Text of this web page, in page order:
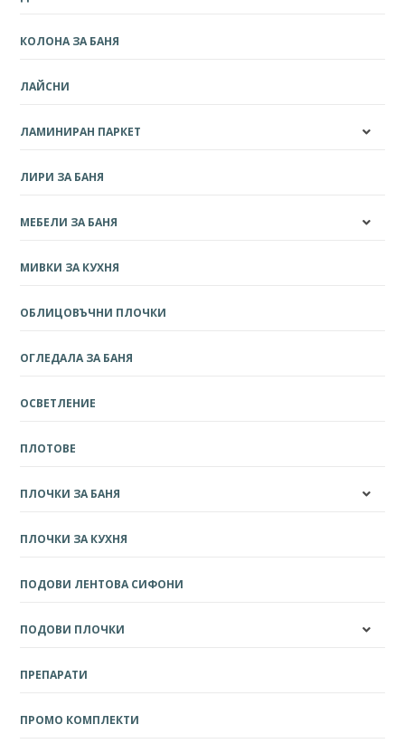
КОЛОНА ЗА БАНЯ
ЛАЙСНИ
ЛАМИНИРАН ПАРКЕТ
ЛИРИ ЗА БАНЯ
МЕБЕЛИ ЗА БАНЯ
МИВКИ ЗА КУХНЯ
ОБЛИЦОВЪЧНИ ПЛОЧКИ
ОГЛЕДАЛА ЗА БАНЯ
ОСВЕТЛЕНИЕ
ПЛОТОВЕ
ПЛОЧКИ ЗА БАНЯ
ПЛОЧКИ ЗА КУХНЯ
ПОДОВИ ЛЕНТОВА СИФОНИ
ПОДОВИ ПЛОЧКИ
ПРЕПАРАТИ
ПРОМО КОМПЛЕКТИ